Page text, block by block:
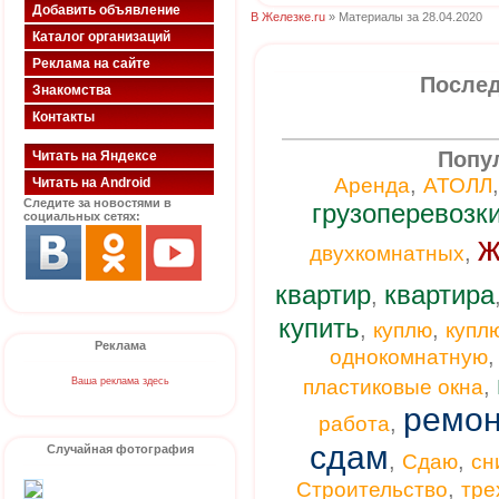
Добавить объявление
Каталог организаций
Реклама на сайте
Знакомства
Контакты
Читать на Яндексе
Читать на Android
Следите за новостями в
социальных сетях:
Реклама
Ваша реклама здесь
Случайная фотография
В Железке.ru » Материалы за 28.04.2020
Аренда, АТОЛЛ
двухкомнатных,
квартир, квартира
купить, куплю,
однокомнатную
пластиковые окна,
работа,
сдам, Сдаю,
Строительство,